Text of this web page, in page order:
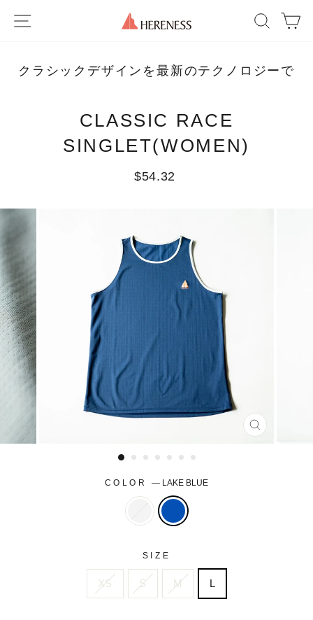
SITE NAVIGATION
クラシックデザインを最新のテクノロジーで
CLASSIC RACE
SINGLET(WOMEN)
Regular
$54.32
CLOSE
COLOR— LAKE BLUE
SIZE
XS S M L